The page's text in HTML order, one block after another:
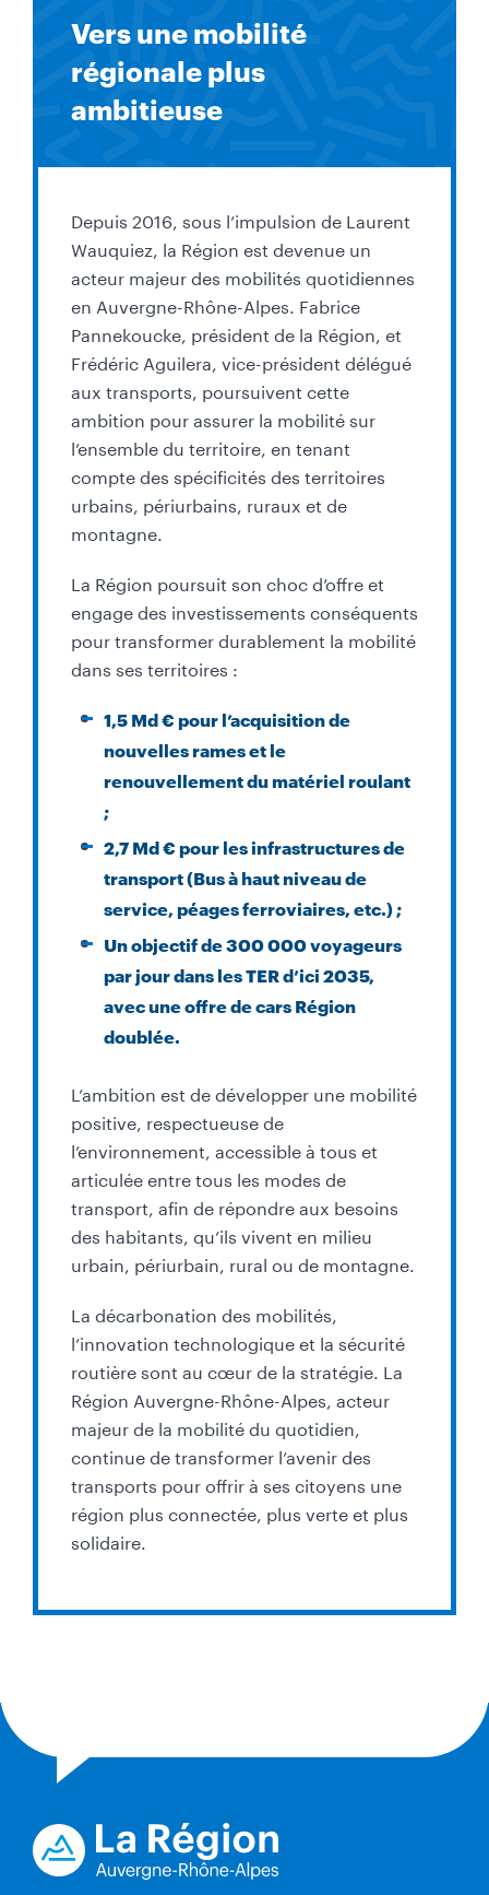
Vers une mobilité
régionale plus
ambitieuse
Depuis 2016, sous l’impulsion de Laurent
Wauquiez, la Région est devenue un
acteur majeur des mobilités quotidiennes
en Auvergne-Rhône-Alpes. Fabrice
Pannekoucke, président de la Région, et
Frédéric Aguilera, vice-président délégué
aux transports, poursuivent cette
ambition pour assurer la mobilité sur
l’ensemble du territoire, en tenant
compte des spécificités des territoires
urbains, périurbains, ruraux et de
montagne.
La Région poursuit son choc d’offre et
engage des investissements conséquents
pour transformer durablement la mobilité
dans ses territoires :
1,5 Md € pour l’acquisition de
nouvelles rames et le
renouvellement du matériel roulant
;
2,7 Md € pour les infrastructures de
transport (Bus à haut niveau de
service, péages ferroviaires, etc.) ;
Un objectif de 300 000 voyageurs
par jour dans les TER d’ici 2035,
avec une offre de cars Région
doublée.
L ’ambition est de développer une mobilité
positive, respectueuse de
l’environnement, accessible à tous et
articulée entre tous les modes de
transport, afin de répondre aux besoins
des habitants, qu’ils vivent en milieu
urbain, périurbain, rural ou de montagne.
La décarbonation des mobilités,
l’innovation technologique et la sécurité
routière sont au cœur de la stratégie. La
Région Auvergne-Rhône-Alpes, acteur
majeur de la mobilité du quotidien,
continue de transformer l’avenir des
transports pour offrir à ses citoyens une
région plus connectée, plus verte et plus
solidaire.